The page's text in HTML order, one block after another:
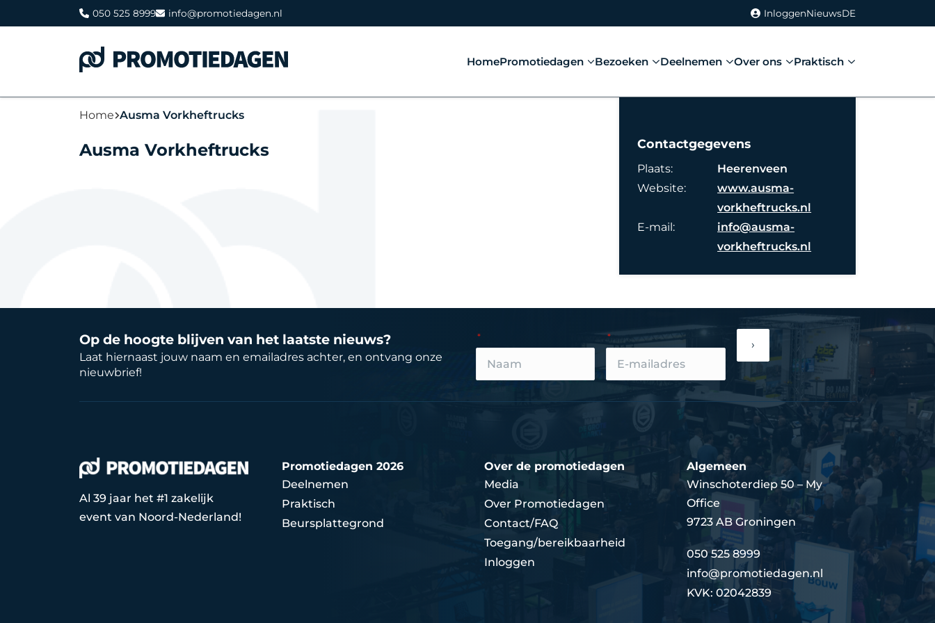
050 525 8999 info@promotiedagen.nl InloggenNieuwsDE
HomePromotiedagen Bezoeken Deelnemen Over ons Praktisch
Home Ausma Vorkheftrucks
Ausma Vorkheftrucks Contactgegevens
Plaats:
Heerenveen
Website:
www.ausma-
vorkheftrucks.nl
E-mail:
info@ausma-
vorkheftrucks.nl
Op de hoogte blijven van het laatste nieuws?
Laat hiernaast jouw naam en emailadres achter, en ontvang onze
nieuwbrief!
›
Al 39 jaar het #1 zakelijk
event van Noord-Nederland!
Promotiedagen 2026
Deelnemen
Praktisch
Beursplattegrond
Over de promotiedagen
Media
Over Promotiedagen
Contact/FAQ
Toegang/bereikbaarheid
Inloggen
Algemeen
Winschoterdiep 50 – My
Office
9723 AB Groningen
050 525 8999
info@promotiedagen.nl
KVK: 02042839